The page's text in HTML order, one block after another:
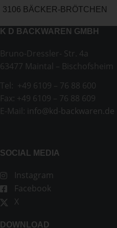
3106 BÄCKER-BRÖTCHEN
K D BACKWAREN GMBH
Bruno-Dressler- Str. 4a
63477 Maintal – Bischofsheim
Tel: +49 6109 – 76 88 600
Fax: +49 6109 – 76 88 609
E-Mail: info@kd-backwaren.de
SOCIAL MEDIA
Instagram
Facebook
X
DOWNLOAD